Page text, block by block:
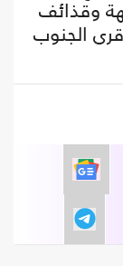
وقذائف
الجنوب